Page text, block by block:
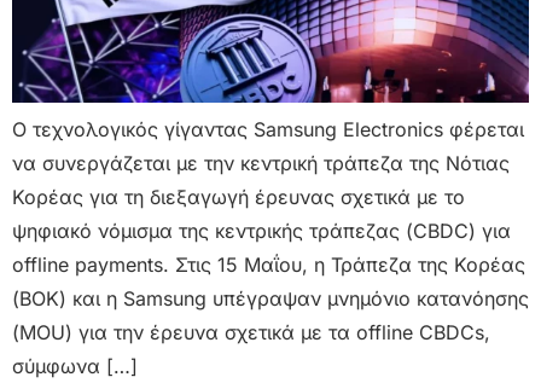
Ο τεχνολογικός γίγαντας Samsung Electronics φέρεται
να συνεργάζεται με την κεντρική τράπεζα της Νότιας
Κορέας για τη διεξαγωγή έρευνας σχετικά με το
ψηφιακό νόμισμα της κεντρικής τράπεζας (CBDC) για
offline payments. Στις 15 Μαΐου, η Τράπεζα της Κορέας
(BOK) και η Samsung υπέγραψαν μνημόνιο κατανόησης
(MOU) για την έρευνα σχετικά με τα offline CBDCs,
σύμφωνα […]